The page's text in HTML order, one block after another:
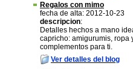
Regalos con mimo
fecha de alta: 2012-10-23
descripcion:
Detalles hechos a mano
capricho: amigurumis, ropa
complementos para ti.
Ver detalles del blog